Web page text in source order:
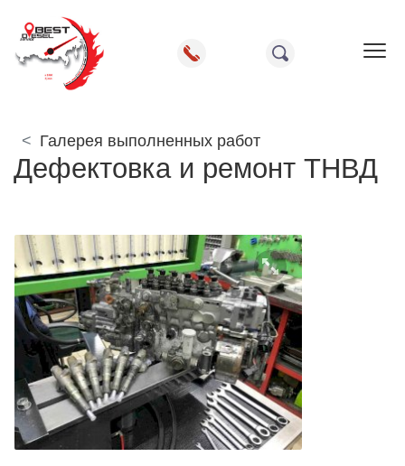
Галерея выполненных работ
Дефектовка и ремонт ТНВД